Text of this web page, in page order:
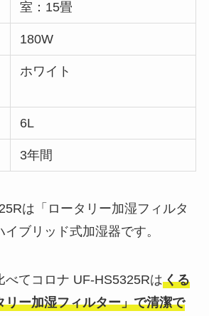
室：15畳
180W
ホワイト
6L
3年間
は「ロータリー加湿フィルタ
ブリッド式加湿器です。
べてコロナ UF-HS5325Rはくる
リー加湿フィルター」で清潔で